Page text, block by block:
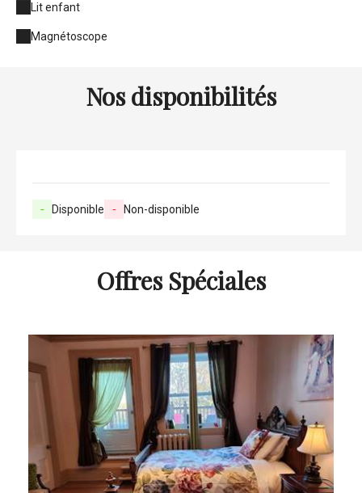
Lit enfant
Magnétoscope
Nos disponibilités
- Disponible - Non-disponible
Offres Spéciales